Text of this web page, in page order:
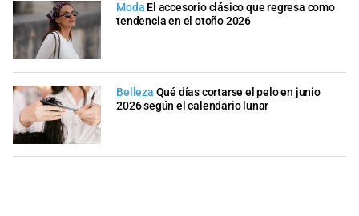
Moda El accesorio clásico que regresa como
tendencia en el otoño 2026
Belleza Qué días cortarse el pelo en junio
2026 según el calendario lunar